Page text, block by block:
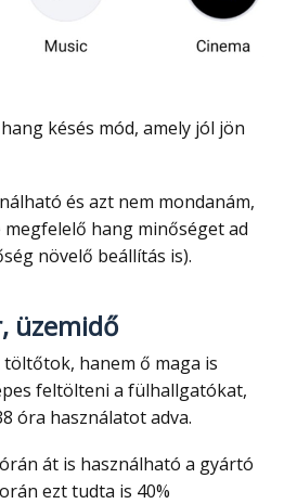
hang minőséget ad
növelő beállítás is).
üzemidő
feltölteni a fülhallgatókat,
óra használatot adva.
ezt tudta is 40%